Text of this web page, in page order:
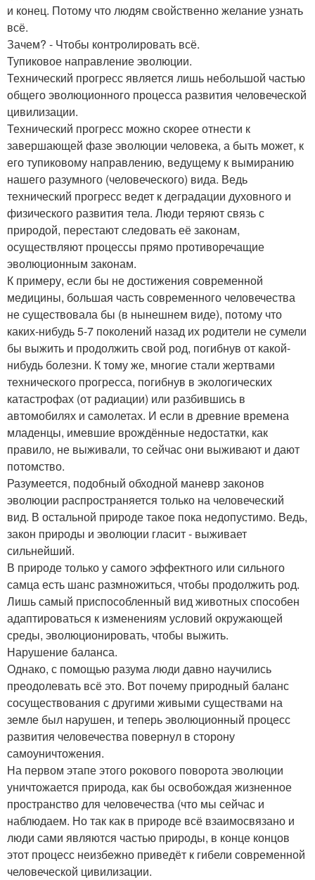
и конец. Потому что людям свойственно желание узнать
всё.
Зачем? - Чтобы контролировать всё.
Тупиковое направление эволюции.
Технический прогресс является лишь небольшой частью
общего эволюционного процесса развития человеческой
цивилизации.
Технический прогресс можно скорее отнести к
завершающей фазе эволюции человека, а быть может, к
его тупиковому направлению, ведущему к вымиранию
нашего разумного (человеческого) вида. Ведь
технический прогресс ведет к деградации духовного и
физического развития тела. Люди теряют связь с
природой, перестают следовать её законам,
осуществляют процессы прямо противоречащие
эволюционным законам.
К примеру, если бы не достижения современной
медицины, большая часть современного человечества
не существовала бы (в нынешнем виде), потому что
каких-нибудь 5-7 поколений назад их родители не сумели
бы выжить и продолжить свой род, погибнув от какой-
нибудь болезни. К тому же, многие стали жертвами
технического прогресса, погибнув в экологических
катастрофах (от радиации) или разбившись в
автомобилях и самолетах. И если в древние времена
младенцы, имевшие врождённые недостатки, как
правило, не выживали, то сейчас они выживают и дают
потомство.
Разумеется, подобный обходной маневр законов
эволюции распространяется только на человеческий
вид. В остальной природе такое пока недопустимо. Ведь,
закон природы и эволюции гласит - выживает
сильнейший.
В природе только у самого эффектного или сильного
самца есть шанс размножиться, чтобы продолжить род.
Лишь самый приспособленный вид животных способен
адаптироваться к изменениям условий окружающей
среды, эволюционировать, чтобы выжить.
Нарушение баланса.
Однако, с помощью разума люди давно научились
преодолевать всё это. Вот почему природный баланс
сосуществования с другими живыми существами на
земле был нарушен, и теперь эволюционный процесс
развития человечества повернул в сторону
самоуничтожения.
На первом этапе этого рокового поворота эволюции
уничтожается природа, как бы освобождая жизненное
пространство для человечества (что мы сейчас и
наблюдаем. Но так как в природе всё взаимосвязано и
люди сами являются частью природы, в конце концов
этот процесс неизбежно приведёт к гибели современной
человеческой цивилизации.